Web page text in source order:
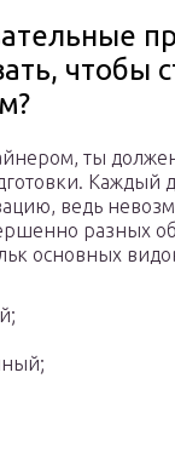
чтобы
ты
Каждый
ведь
разных
основных